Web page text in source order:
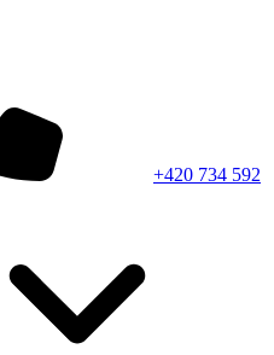
+420 734 592